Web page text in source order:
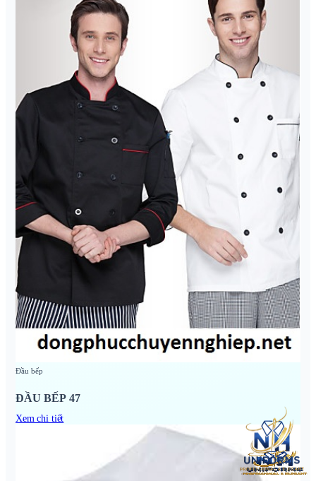
Đầu bếp
ĐẦU BẾP 47
Xem chi tiết